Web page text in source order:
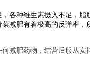
种维生素摄入不足，脂
减肥有着极高的反弹率，
减肥药物，结营后服从安